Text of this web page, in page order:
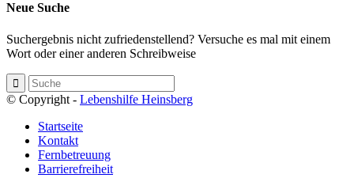
Neue Suche
Suchergebnis nicht zufriedenstellend? Versuche es mal mit einem
Wort oder einer anderen Schreibweise
© Copyright - Lebenshilfe Heinsberg
Startseite
Kontakt
Fernbetreuung
Barrierefreiheit